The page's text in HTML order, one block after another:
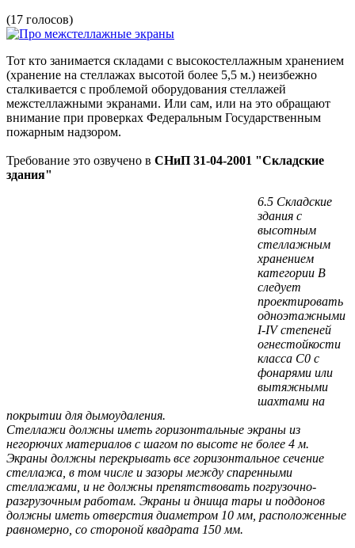
(17 голосов)
Тот кто занимается складами с высокостеллажным хранением
(хранение на стеллажах высотой более 5,5 м.) неизбежно
сталкивается с проблемой оборудования стеллажей
межстеллажными экранами. Или сам, или на это обращают
внимание при проверках Федеральным Государственным
пожарным надзором.
Требование это озвучено в СНиП 31-04-2001 "Складские
здания"
6.5 Складские
здания с
высотным
стеллажным
хранением
категории В
следует
проектировать
одноэтажными
I-IV степеней
огнестойкости
класса С0 с
фонарями или
вытяжными
шахтами на
покрытии для дымоудаления.
Стеллажи должны иметь горизонтальные экраны из
негорючих материалов с шагом по высоте не более 4 м.
Экраны должны перекрывать все горизонтальное сечение
стеллажа, в том числе и зазоры между спаренными
стеллажами, и не должны препятствовать погрузочно-
разгрузочным работам. Экраны и днища тары и поддонов
должны иметь отверстия диаметром 10 мм, расположенные
равномерно, со стороной квадрата 150 мм.